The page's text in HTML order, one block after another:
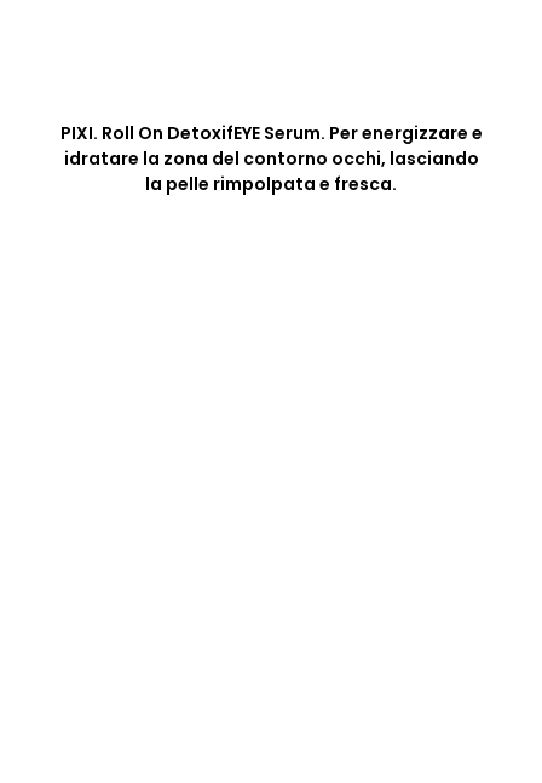
PIXI. Roll On DetoxifEYE Serum. Per energizzare e
idratare la zona del contorno occhi, lasciando
la pelle rimpolpata e fresca.